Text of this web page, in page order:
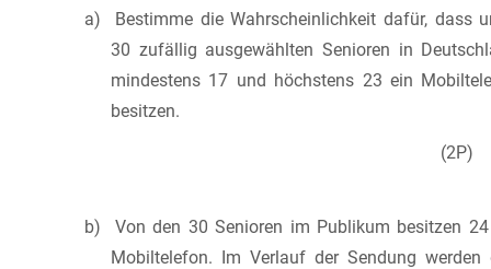
a) Bestimme die Wahrscheinlichkeit dafür, dass
30 zufällig ausgewählten Senioren in
mindestens 17 und höchstens 23 ein
besitzen.
(2P)
b) Von den 30 Senioren im Publikum besitzen
Mobiltelefon. Im Verlauf der Sendung werden